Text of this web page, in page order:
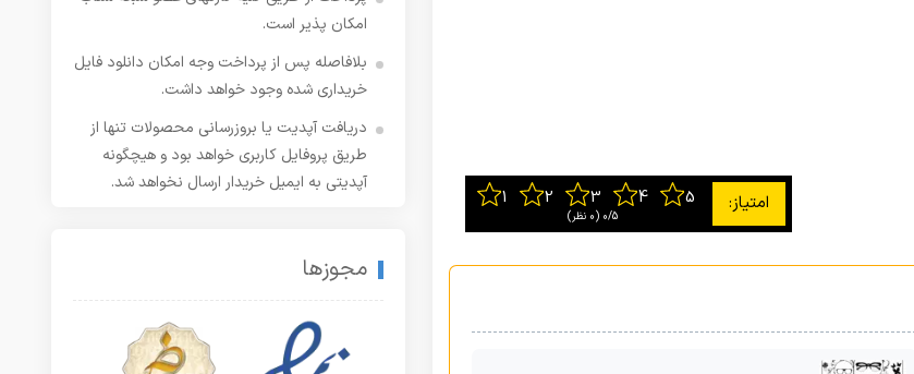
0/5 ‫(0 نظر)
امکان پذیر است.
بلافاصله پس از پرداخت وجه امکان دانلود فایل
خریداری شده وجود خواهد داشت.
دریافت آپدیت یا بروزرسانی محصولات تنها از
طریق پروفایل کاربری خواهد بود و هیچگونه
آپدیتی به ایمیل خریدار ارسال نخواهد شد.
مجوزها